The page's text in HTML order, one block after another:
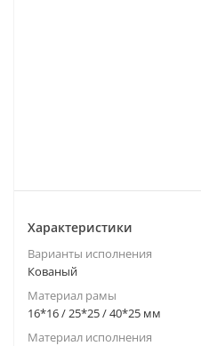
Характеристики
Варианты исполнения
Кованый
Материал рамы
16*16 / 25*25 / 40*25 мм
Материал исполнения